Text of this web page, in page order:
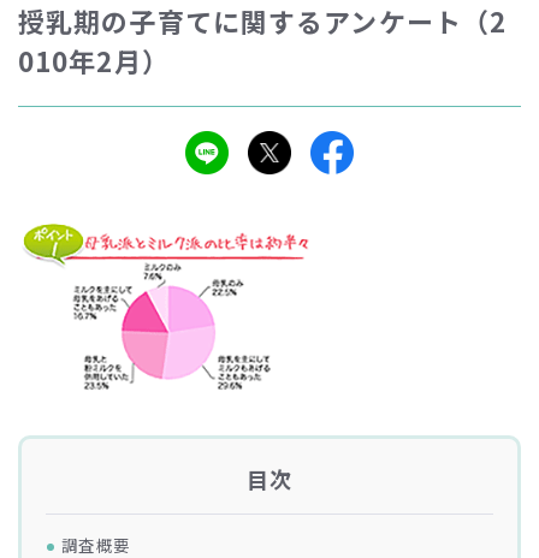
授乳期の子育てに関するアンケート（2
010年2月）
目次
調査概要